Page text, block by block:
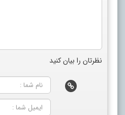
نظرتان را بیان کنید